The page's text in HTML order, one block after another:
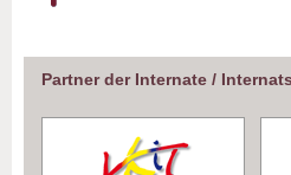
Partner der Internate /